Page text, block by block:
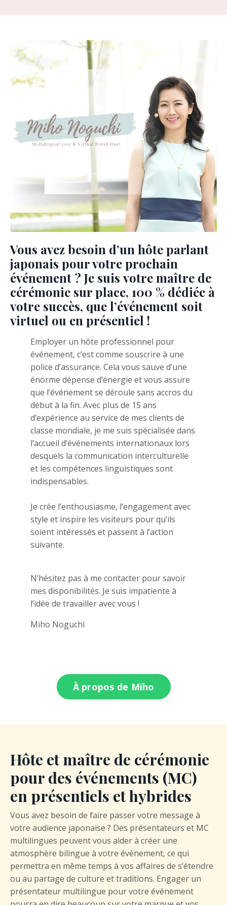
Vous avez besoin d’un hôte parlant
japonais pour votre prochain
événement ? Je suis votre maître de
cérémonie sur place, 100 % dédiée à
votre succès, que l’événement soit
virtuel ou en présentiel !
Employer un hôte professionnel pour
événement, c’est comme souscrire à une
police d’assurance. Cela vous sauve d’une
énorme dépense d’énergie et vous assure
que l’événement se déroule sans accros du
début à la fin. Avec plus de 15 ans
d’expérience au service de mes clients de
classe mondiale, je me suis spécialisée dans
l’accueil d’événements internationaux lors
desquels la communication interculturelle
et les compétences linguistiques sont
indispensables.
Je crée l’enthousiasme, l’engagement avec
style et inspire les visiteurs pour qu’ils
soient intéressés et passent à l’action
suivante.
N’hésitez pas à me contacter pour savoir
mes disponibilités. Je suis impatiente à
l’idée de travailler avec vous !
Miho Noguchi
À propos de Miho
Hôte et maître de cérémonie
pour des événements (MC)
en présentiels et hybrides
Vous avez besoin de faire passer votre message à
votre audience japonaise ? Des présentateurs et MC
multilingues peuvent vous aider à créer une
atmosphère bilingue à votre événement, ce qui
permettra en même temps à vos affaires de s’étendre
ou au partage de culture et traditions. Engager un
présentateur multilingue pour votre événement